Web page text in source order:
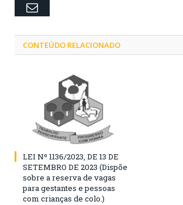
Email
CONTEÚDO RELACIONADO
LEI Nº 1136/2023, DE 13 DE
SETEMBRO DE 2023 (Dispõe
sobre a reserva de vagas
para gestantes e pessoas
com crianças de colo.)